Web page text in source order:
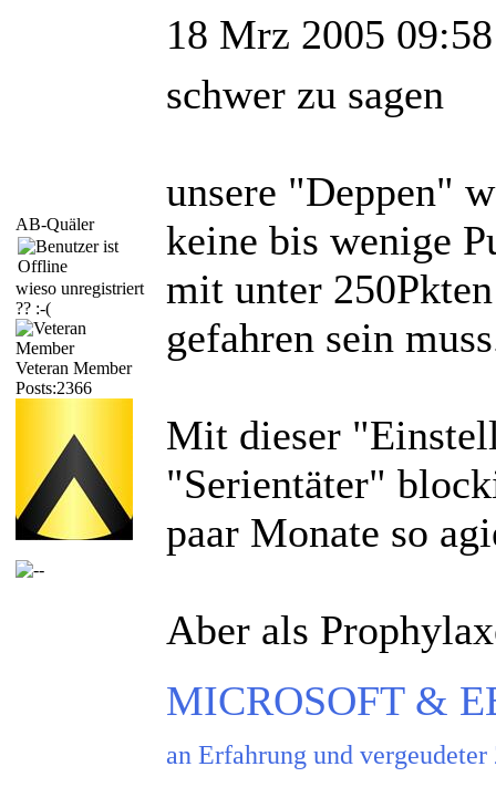
AB-Quäler
wieso unregistriert
?? :-(
Veteran Member
Posts:2366
18 Mrz 2005 09:58
schwer zu sagen
unsere "Deppen"
keine bis wenige
mit unter
gefahren sein
Mit dieser
"Serientäter"
paar Monate so
Aber als
MICROSOFT &
an Erfahrung und